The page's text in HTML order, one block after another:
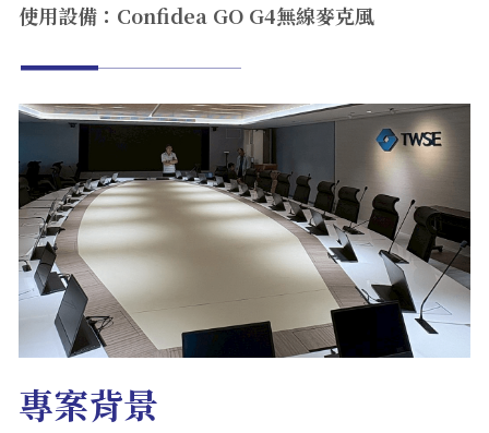
繁體中文
繁體中文
English
English
使用設備：Confidea GO G4無線麥克風
專案背景